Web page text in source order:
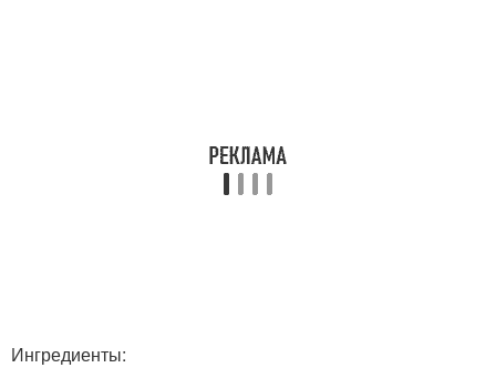
Ингредиенты: